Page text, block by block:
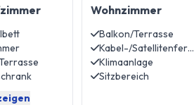
Wohnzimmer
Balkon/Terrasse
Kabel-/Satellitenfernsehen
Klimaanlage
Sitzbereich